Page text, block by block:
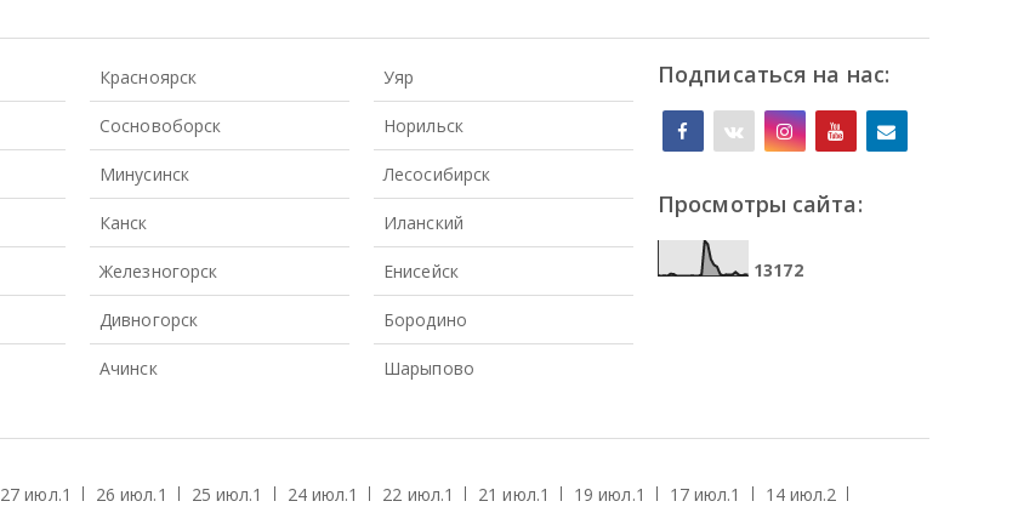
Красноярск
Сосновоборск
Минусинск
Канск
Железногорск
Дивногорск
Ачинск
Уяр
Норильск
Лесосибирск
Иланский
Енисейск
Бородино
Шарыпово
Подписаться на нас:
Просмотры сайта:
13172
27 июл.1 26 июл.1 25 июл.1 24 июл.1 22 июл.1 21 июл.1 19 июл.1 17 июл.1 14 июл.2